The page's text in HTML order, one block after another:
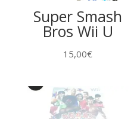
Super Smash
Bros Wii U
15,00€